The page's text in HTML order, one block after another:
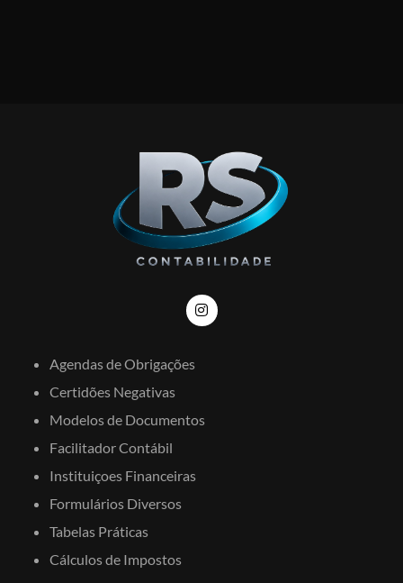
Agendas de Obrigações
Certidões Negativas
Modelos de Documentos
Facilitador Contábil
Instituiçoes Financeiras
Formulários Diversos
Tabelas Práticas
Cálculos de Impostos